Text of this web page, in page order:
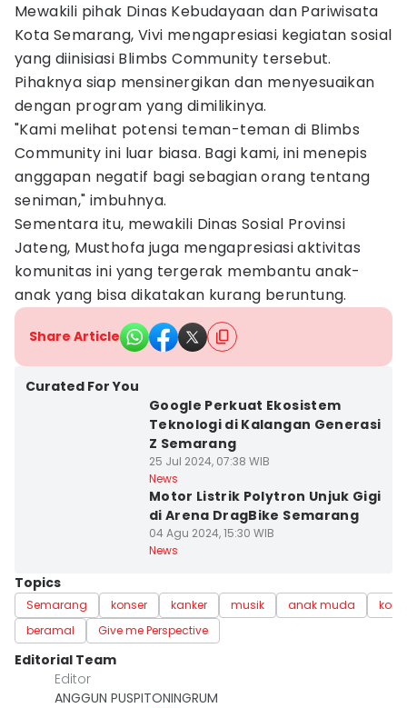
Mewakili pihak Dinas Kebudayaan dan Pariwisata
Kota Semarang, Vivi mengapresiasi kegiatan sosial
yang diinisiasi Blimbs Community tersebut.
Pihaknya siap mensinergikan dan menyesuaikan
dengan program yang dimilikinya.
"Kami melihat potensi teman-teman di Blimbs
Community ini luar biasa. Bagi kami, ini menepis
anggapan negatif bagi sebagian orang tentang
seniman," imbuhnya.
Sementara itu, mewakili Dinas Sosial Provinsi
Jateng, Musthofa juga mengapresiasi aktivitas
komunitas ini yang tergerak membantu anak-
anak yang bisa dikatakan kurang beruntung.
Share Article
Curated For You
Google Perkuat Ekosistem
Teknologi di Kalangan Generasi
Z Semarang
25 Jul 2024, 07:38 WIB
News
Motor Listrik Polytron Unjuk Gigi
di Arena DragBike Semarang
04 Agu 2024, 15:30 WIB
News
Topics
Semarang konser kanker musik anak muda
beramal
Give me Perspective
Editorial Team
Editor
ANGGUN PUSPITONINGRUM